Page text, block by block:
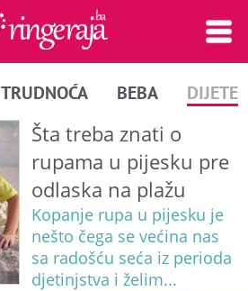
TRUDNOĆA BEBA DIJETE
Šta treba znati o
rupama u pijesku pre
odlaska na plažu
Kopanje rupa u pijesku je
nešto čega se većina nas
sa radošću seća iz perioda
djetinjstva i želim...